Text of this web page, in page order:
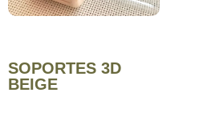
SOPORTES 3D
BEIGE